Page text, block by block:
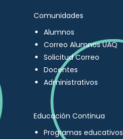
Comunidades
Alumnos
Correo Alumnos UAQ
Solicitud Correo
Docentes
Administrativos
Educación Continua
Programas educativos